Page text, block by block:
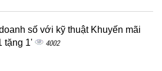
số với kỹ thuật Khuyến mãi
tặng 1'
4002